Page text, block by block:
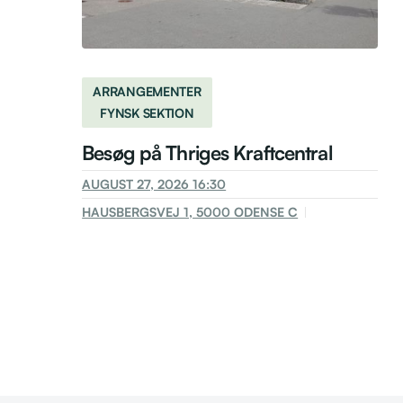
ARRANGEMENTER
FYNSK SEKTION
Besøg på Thriges Kraftcentral
AUGUST 27, 2026 16:30
HAUSBERGSVEJ 1, 5000 ODENSE C